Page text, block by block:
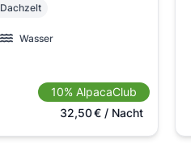
Dachzelt
Wasser
10% AlpacaClub
32,50€/ Nacht